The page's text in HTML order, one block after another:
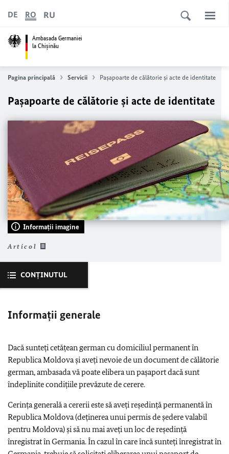
Ambasada Germaniei
la Chişinău
DE RO RU
Pagina principală Servicii Pașapoarte de călătorie și acte de identitate
Pașapoarte de călătorie și acte de identitate
Informaţii imagine
Articol
CONŢINUTUL
Informaţii generale
Dacă sunteți cetățean german cu domiciliul permanent în
Republica Moldova și aveți nevoie de un document de călătorie
german, ambasada vă poate elibera un pașaport dacă sunt
îndeplinite condiţiile prevăzute de cerere.
Cerința generală a cererii este să aveți reședință permanentă în
Republica Moldova (deținerea unui permis de ședere valabil
pentru Moldova) și să nu mai aveți un loc de reședință
înregistrat în Germania. În cazul în care încă sunteți înregistrat în